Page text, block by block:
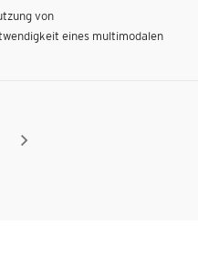
von
eines multimodalen